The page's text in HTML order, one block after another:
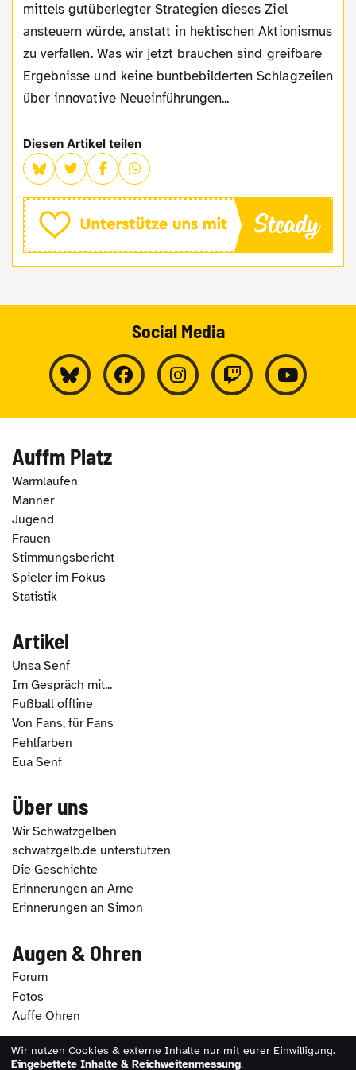
mittels gutüberlegter Strategien dieses Ziel
ansteuern würde, anstatt in hektischen Aktionismus
zu verfallen. Was wir jetzt brauchen sind greifbare
Ergebnisse und keine buntbebilderten Schlagzeilen
über innovative Neueinführungen...
Diesen Artikel teilen
Social Media
Auffm Platz
Warmlaufen
Männer
Jugend
Frauen
Stimmungsbericht
Spieler im Fokus
Statistik
Artikel
Unsa Senf
Im Gespräch mit...
Fußball offline
Von Fans, für Fans
Fehlfarben
Eua Senf
Über uns
Wir Schwatzgelben
schwatzgelb.de unterstützen
Die Geschichte
Erinnerungen an Arne
Erinnerungen an Simon
Augen & Ohren
Forum
Fotos
Auffe Ohren
2026 - schwatzgelb.de |Impressum|Datenschutz
Wir nutzen Cookies & externe Inhalte nur mit eurer Einwilligung.
Eingebettete Inhalte & Reichweitenmessung.